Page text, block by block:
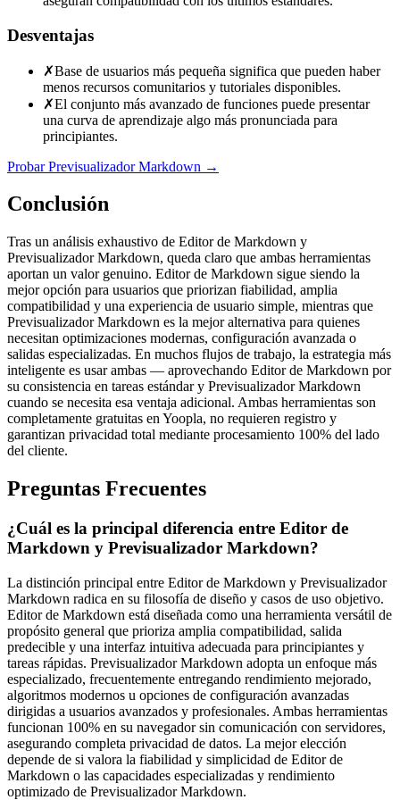
Desventajas
✗Base de usuarios más pequeña significa que pueden haber
menos recursos comunitarios y tutoriales disponibles.
✗El conjunto más avanzado de funciones puede presentar
una curva de aprendizaje algo más pronunciada para
principiantes.
Probar Previsualizador Markdown →
Conclusión
Tras un análisis exhaustivo de Editor de Markdown y
Previsualizador Markdown, queda claro que ambas herramientas
aportan un valor genuino. Editor de Markdown sigue siendo la
mejor opción para usuarios que priorizan fiabilidad, amplia
compatibilidad y una experiencia de usuario simple, mientras que
Previsualizador Markdown es la mejor alternativa para quienes
necesitan optimizaciones modernas, configuración avanzada o
salidas especializadas. En muchos flujos de trabajo, la estrategia más
inteligente es usar ambas — aprovechando Editor de Markdown por
su consistencia en tareas estándar y Previsualizador Markdown
cuando se necesita esa ventaja adicional. Ambas herramientas son
completamente gratuitas en Yoopla, no requieren registro y
garantizan privacidad total mediante procesamiento 100% del lado
del cliente.
Preguntas Frecuentes
¿Cuál es la principal diferencia entre Editor de
Markdown y Previsualizador Markdown?
La distinción principal entre Editor de Markdown y Previsualizador
Markdown radica en su filosofía de diseño y casos de uso objetivo.
Editor de Markdown está diseñada como una herramienta versátil de
propósito general que prioriza amplia compatibilidad, salida
predecible y una interfaz intuitiva adecuada para principiantes y
tareas rápidas. Previsualizador Markdown adopta un enfoque más
especializado, frecuentemente entregando rendimiento mejorado,
algoritmos modernos u opciones de configuración avanzadas
dirigidas a usuarios avanzados y profesionales. Ambas herramientas
funcionan 100% en su navegador sin comunicación con servidores,
asegurando completa privacidad de datos. La mejor elección
depende de si valora la fiabilidad y simplicidad de Editor de
Markdown o las capacidades especializadas y rendimiento
optimizado de Previsualizador Markdown.